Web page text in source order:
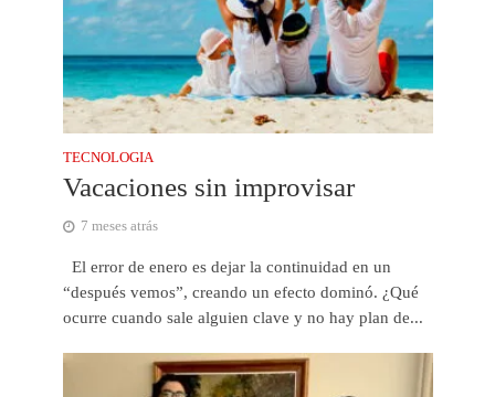
TECNOLOGIA
Vacaciones sin improvisar
7 meses atrás
El error de enero es dejar la continuidad en un
“después vemos”, creando un efecto dominó. ¿Qué
ocurre cuando sale alguien clave y no hay plan de...